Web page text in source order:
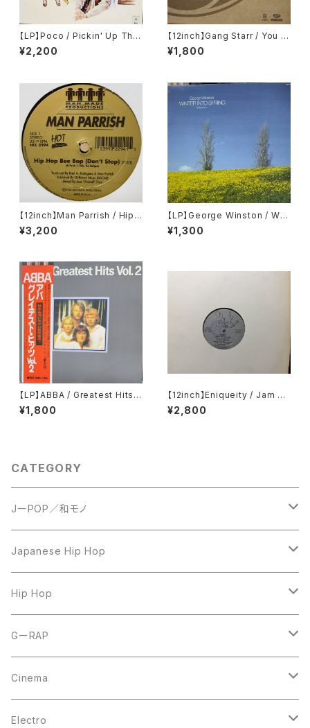
【LP】Poco / Pickin' Up The
Pieces
¥2,200
【12inch】Gang Starr / You K
now My Steez (UK Remixe
s)
¥1,800
【12inch】Man Parrish / Hip
Hop Bee Bop (Don't Stop)
¥3,200
【LP】George Winston / Win
ter Into Spring
¥1,300
【LP】ABBA / Greatest Hits V
ol. 2
¥1,800
【12inch】Eniqueity / Jam Ho
use Rock
¥2,800
CATEGORY
JーPOP／和モノ
LP
7inch
CD
12inch
10inch
Japanese Hip Hop
12inch
LP
Hip Hop
LP
12inch
CD
GーRAP
12inch
LP
Cinema
LP
Electro